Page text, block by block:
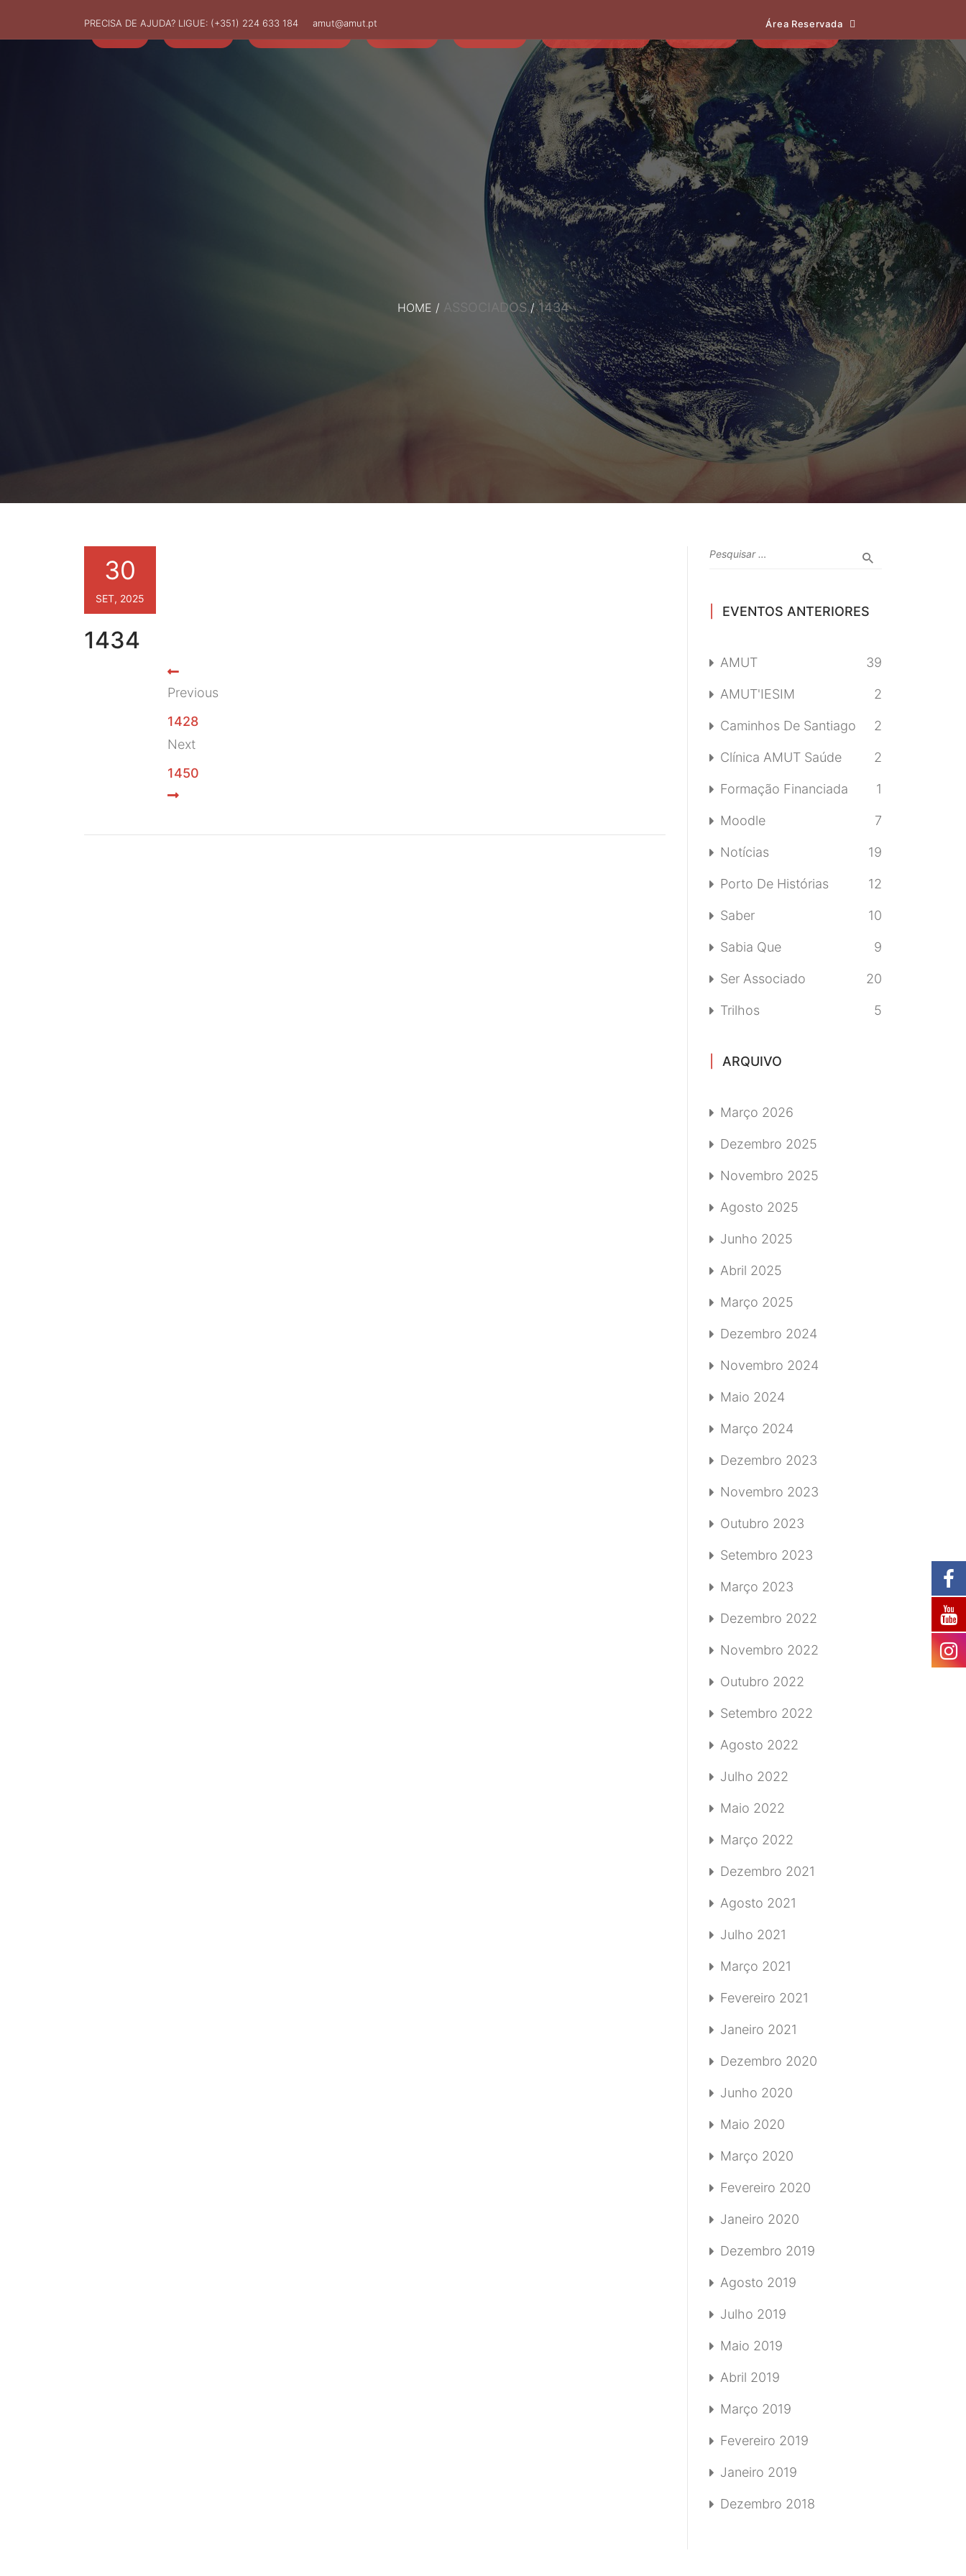
PRECISA DE AJUDA? LIGUE: (+351) 224 633 184 amut@amut.pt
Área Reservada
HOME / ASSOCIADOS / 1434
1434
30
SET, 2025
Previous
1428
Next
1450
EVENTOS ANTERIORES
AMUT 39
AMUT'IESIM 2
Caminhos De Santiago 2
Clínica AMUT Saúde 2
Formação Financiada 1
Moodle 7
Notícias 19
Porto De Histórias 12
Saber 10
Sabia Que 9
Ser Associado 20
Trilhos 5
ARQUIVO
Março 2026
Dezembro 2025
Novembro 2025
Agosto 2025
Junho 2025
Abril 2025
Março 2025
Dezembro 2024
Novembro 2024
Maio 2024
Março 2024
Dezembro 2023
Novembro 2023
Outubro 2023
Setembro 2023
Março 2023
Dezembro 2022
Novembro 2022
Outubro 2022
Setembro 2022
Agosto 2022
Julho 2022
Maio 2022
Março 2022
Dezembro 2021
Agosto 2021
Julho 2021
Março 2021
Fevereiro 2021
Janeiro 2021
Dezembro 2020
Junho 2020
Maio 2020
Março 2020
Fevereiro 2020
Janeiro 2020
Dezembro 2019
Agosto 2019
Julho 2019
Maio 2019
Abril 2019
Março 2019
Fevereiro 2019
Janeiro 2019
Dezembro 2018